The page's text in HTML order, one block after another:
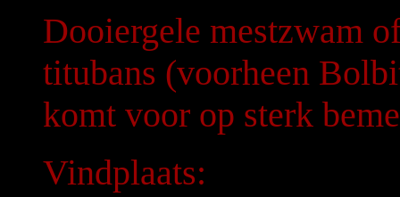
Dooiergele mestzwam
titubans (voorheen
komt voor op sterk
Vindplaats: